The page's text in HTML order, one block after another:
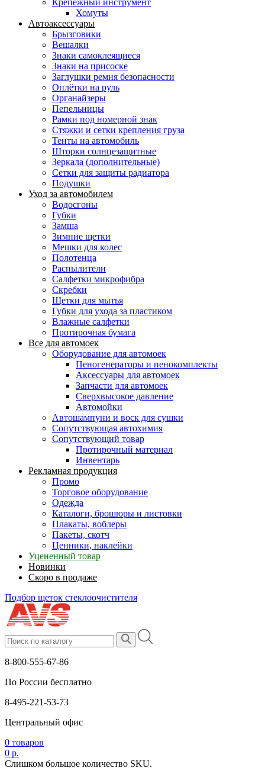
Крепежный инструмент
Хомуты
Автоаксессуары
Брызговики
Вешалки
Знаки самоклеящиеся
Знаки на присоске
Заглушки ремня безопасности
Оплётки на руль
Органайзеры
Пепельницы
Рамки под номерной знак
Стяжки и сетки крепления груза
Тенты на автомобиль
Шторки солнцезащитные
Зеркала (дополнительные)
Сетки для защиты радиатора
Подушки
Уход за автомобилем
Водосгоны
Губки
Замша
Зимние щетки
Мешки для колес
Полотенца
Распылители
Салфетки микрофибра
Скребки
Щетки для мытья
Губки для ухода за пластиком
Влажные салфетки
Протирочная бумага
Все для автомоек
Оборудование для автомоек
Пеногенераторы и пенокомплекты
Аксессуары для автомоек
Запчасти для автомоек
Сверхвысокое давление
Автомойки
Автошампуни и воск для сушки
Сопутствующая автохимия
Сопутствующий товар
Протирочный материал
Инвентарь
Рекламная продукция
Промо
Торговое оборудование
Одежда
Каталоги, брошюры и листовки
Плакаты, воблеры
Пакеты, скотч
Ценники, наклейки
Уцененный товар
Новинки
Скоро в продаже
Подбор щеток стеклоочистителя
8-800-555-67-86
По России бесплатно
8-495-221-53-73
Центральный офис
0 товаров
0 р.
Слишком большое количество SKU.